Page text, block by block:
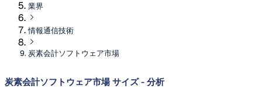
業界
情報通信技術
炭素会計ソフトウェア市場
炭素会計ソフトウェア市場 サイズ - 分析